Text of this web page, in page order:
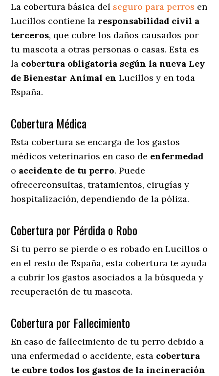
La cobertura básica del seguro para perros en
Lucillos contiene la responsabilidad civil a
terceros, que cubre los daños causados por
tu mascota a otras personas o casas. Esta es
la cobertura obligatoria según la nueva Ley
de Bienestar Animal enLucillos y en toda
España.
Cobertura Médica
Esta cobertura se encarga de los gastos
médicos veterinarios en caso de enfermedad
o accidente de tu perro. Puede
ofrecerconsultas, tratamientos, cirugías y
hospitalización, dependiendo de la póliza.
Cobertura por Pérdida o Robo
Si tu perro se pierde o es robado en Lucillos o
en el resto de España, esta cobertura te ayuda
a cubrir los gastos asociados a la búsqueda y
recuperación de tu mascota.
Cobertura por Fallecimiento
En caso de fallecimiento de tu perro debido a
una enfermedad o accidente, esta cobertura
te cubre todos los gastos de la incineración